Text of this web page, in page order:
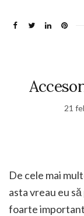
21
De cele mai
asta vreau eu
foarte important